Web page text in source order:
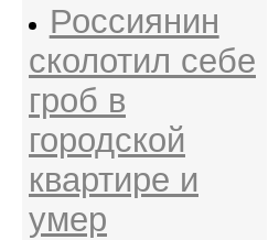
Россиянин
сколотил себе
гроб в
городской
квартире и
умер